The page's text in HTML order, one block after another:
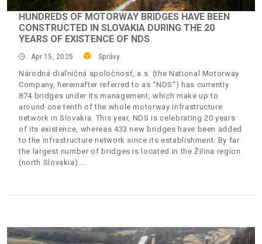
HUNDREDS OF MOTORWAY BRIDGES HAVE BEEN
CONSTRUCTED IN SLOVAKIA DURING THE 20
YEARS OF EXISTENCE OF NDS
Apr 15, 2025 Správy
Národná diaľničná spoločnosť, a.s. (the National Motorway
Company, hereinafter referred to as “NDS”) has currently
874 bridges under its management, which make up to
around one tenth of the whole motorway infrastructure
network in Slovakia. This year, NDS is celebrating 20 years
of its existence, whereas 433 new bridges have been added
to the infrastructure network since its establishment. By far
the largest number of bridges is located in the Žilina region
(north Slovakia).